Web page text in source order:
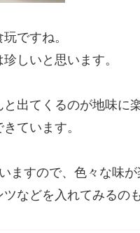
ですね。
しいと思います。
出てくるのが地味に
ています。
ますので、色々な味
などを入れてみるの